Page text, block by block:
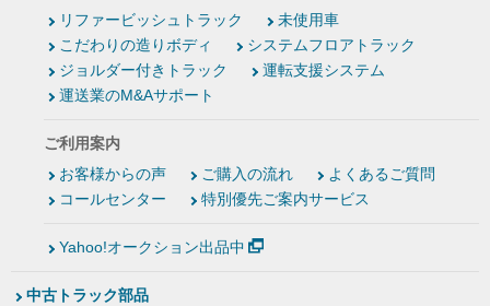
リファービッシュトラック
未使用車
こだわりの造りボディ
システムフロアトラック
ジョルダー付きトラック
運転支援システム
運送業のM&Aサポート
ご利用案内
お客様からの声
ご購入の流れ
よくあるご質問
コールセンター
特別優先ご案内サービス
Yahoo!オークション出品中
中古トラック部品